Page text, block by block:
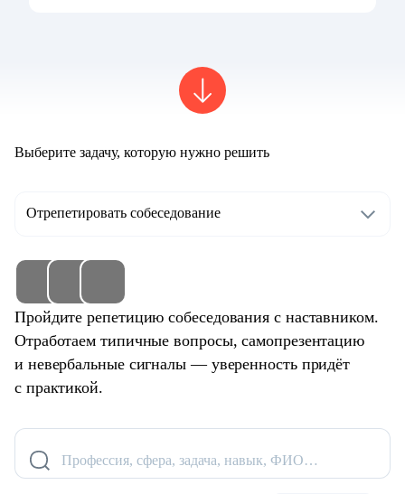
Выберите задачу, которую нужно решить
Отрепетировать собеседование
Пройдите репетицию собеседования с наставником.
Отработаем типичные вопросы, самопрезентацию
и невербальные сигналы — уверенность придёт
с практикой.
Профессия, сфера, задача, навык, ФИО…